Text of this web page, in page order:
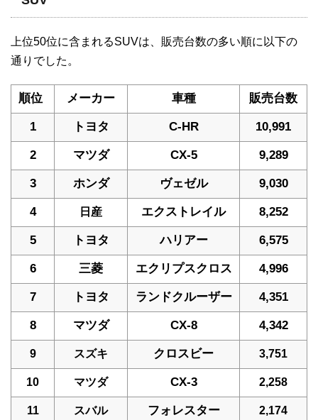
上位50位に含まれるSUVは、販売台数の多い順に以下の
通りでした。
順位 メーカー 車種 販売台数
1 トヨタ C-HR 10,991
2 マツダ CX-5 9,289
3 ホンダ ヴェゼル 9,030
4 日産 エクストレイル 8,252
5 トヨタ ハリアー 6,575
6 三菱 エクリプスクロス 4,996
7 トヨタ ランドクルーザー 4,351
8 マツダ CX-8 4,342
9 スズキ クロスビー 3,751
10 マツダ CX-3 2,258
11 スバル フォレスター 2,174